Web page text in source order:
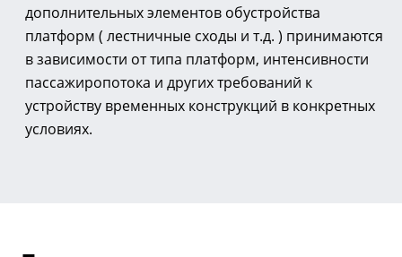
дополнительных элементов обустройства
платформ ( лестничные сходы и т.д. ) принимаются
в зависимости от типа платформ, интенсивности
пассажиропотока и других требований к
устройству временных конструкций в конкретных
условиях.